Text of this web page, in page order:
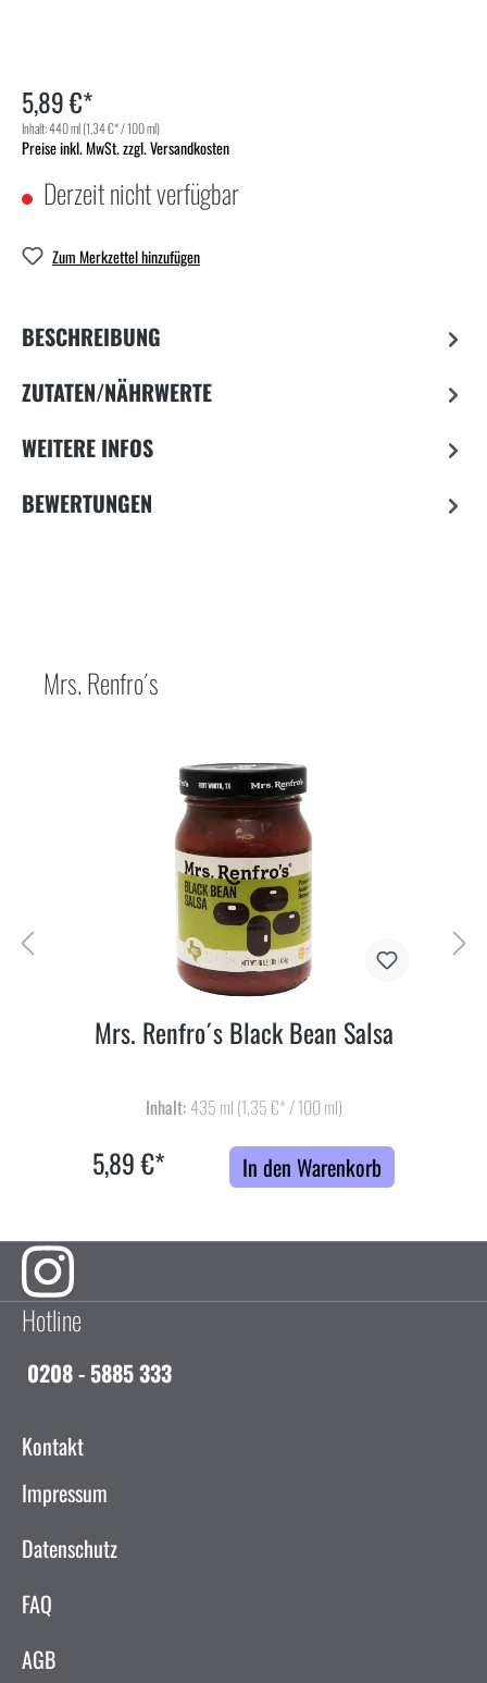
5,89 €*
Inhalt:440 ml(1,34 €* / 100 ml)
Preise inkl. MwSt. zzgl. Versandkosten
Derzeit nicht verfügbar
Zum Merkzettel hinzufügen
BESCHREIBUNG
ZUTATEN/NÄHRWERTE
WEITERE INFOS
BEWERTUNGEN
Mrs. Renfro´s
Mrs. Renfro´s Black Bean Salsa
Inhalt: 435 ml (1,35 €* / 100 ml)
5,89 €* In den Warenkorb
Hotline
0208 - 5885 333
Kontakt
Impressum
Datenschutz
FAQ
AGB